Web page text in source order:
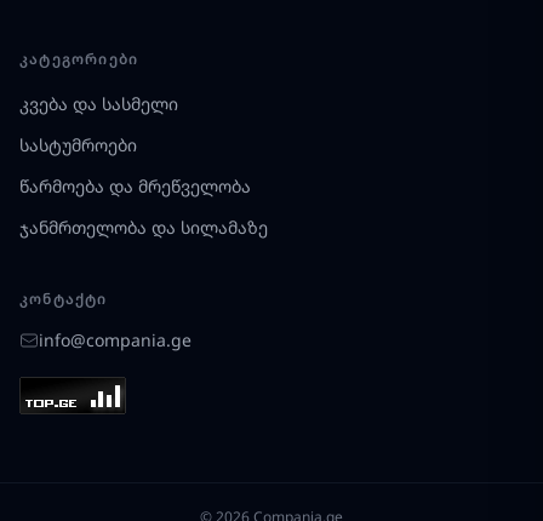
ᲙᲐᲢᲔᲒᲝᲠᲘᲔᲑᲘ
კვება და სასმელი
სასტუმროები
წარმოება და მრეწველობა
ჯანმრთელობა და სილამაზე
ᲙᲝᲜᲢᲐᲥᲢᲘ
info@compania.ge
© 2026 Compania.ge